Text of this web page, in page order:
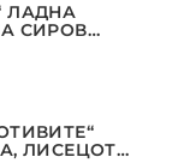
ЛАДНА
СИРОВ
ЛИСЕЦОТ